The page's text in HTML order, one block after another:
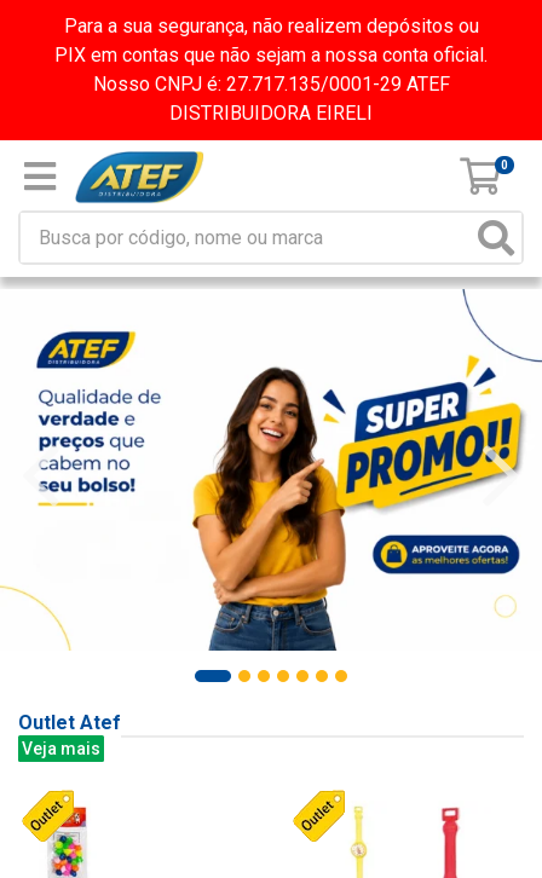
Para a sua segurança, não realizem depósitos ou
PIX em contas que não sejam a nossa conta oficial.
Nosso CNPJ é: 27.717.135/0001-29 ATEF
DISTRIBUIDORA EIRELI
0
Outlet Atef
Veja mais